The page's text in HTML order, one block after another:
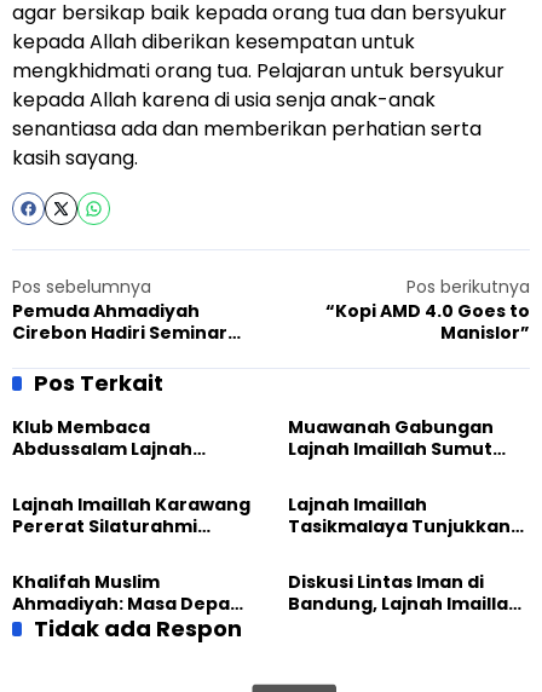
agar bersikap baik kepada orang tua dan bersyukur
kepada Allah diberikan kesempatan untuk
mengkhidmati orang tua. Pelajaran untuk bersyukur
kepada Allah karena di usia senja anak-anak
senantiasa ada dan memberikan perhatian serta
kasih sayang.
Pos sebelumnya
Pemuda Ahmadiyah
Cirebon Hadiri Seminar
Pos berikutnya
“Kopi AMD 4.0 Goes to
Manislor”
Pos Terkait
Klub Membaca
Abdussalam Lajnah
Gelar Diskusi dan
Tadabbur Alam
Muawanah Gabungan
Lajnah Imaillah Sumut
hingga Edukasi Tangani
Sampah
Lajnah Imaillah Karawang
Pererat Silaturahmi
Masak Bersama
Lajnah Imaillah
Tasikmalaya Tunjukkan
Bangun Ekonomi
Keluarga
Khalifah Muslim
Ahmadiyah: Masa Depan
Anak Dimulai dari
Perempuan yang Terus
Diskusi Lintas Iman di
Bandung, Lajnah Imaillah
Tidak ada Respon